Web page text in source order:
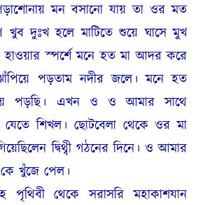
মন বসানো যায় তা ওর মত
দুঃখ হলে মাটিতে শুয়ে ঘাসে মুখ
হাওয়ার স্পর্শে মনে হত মা আদর করে
পড়তাম নদীর জলে। মনে হত
পড়ছি। এখন ও ও আমার সাথে
যেতে শিখল। ছোটবেলা থেকে ওর মা
দ্বিথ্বী গঠনের দিনে। ও আমার
খুঁজে পেল।
পৃথিবী থেকে সরাসরি মহাকাশযান